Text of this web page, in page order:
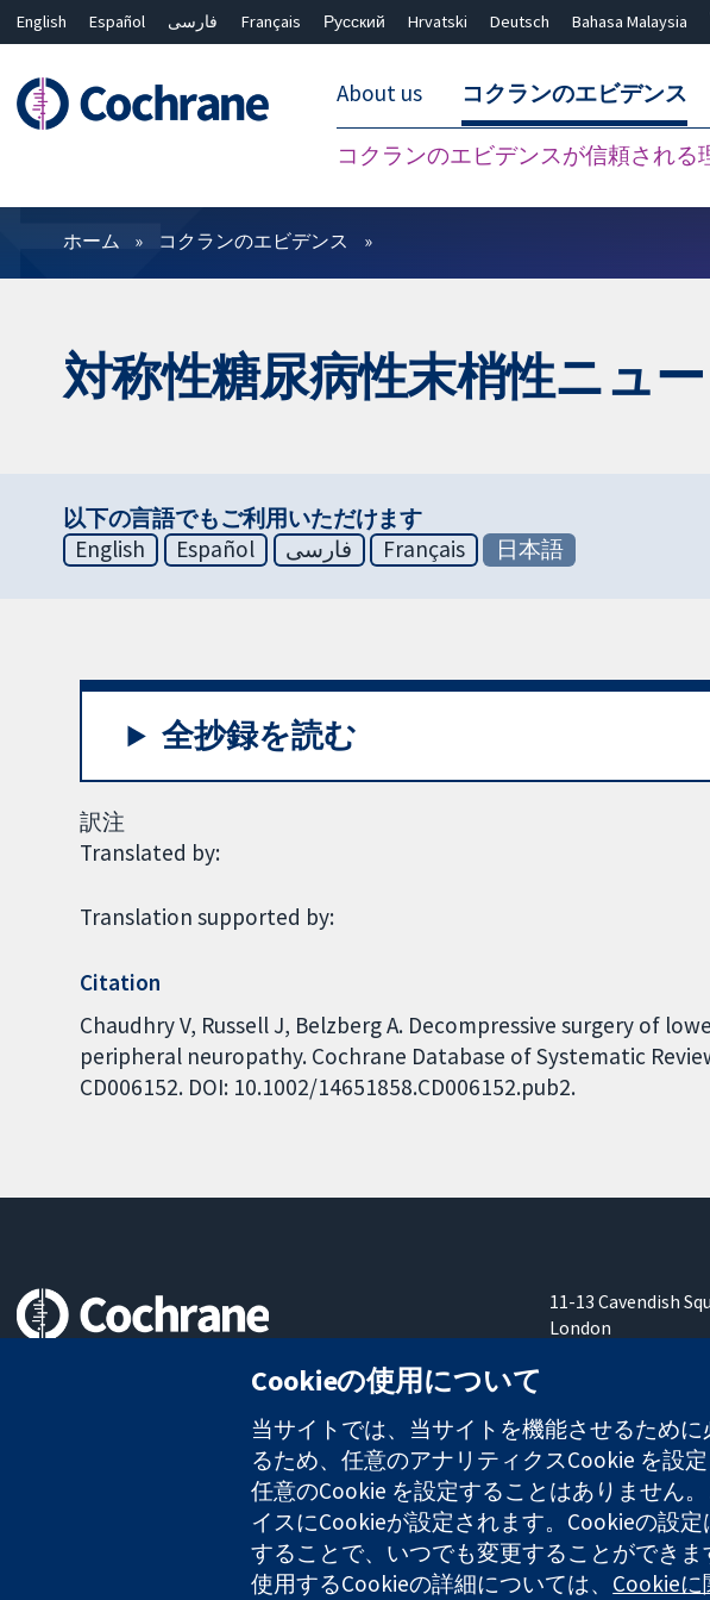
English Español فارسی Français Русский Hrvatski Deutsch Bahasa Malaysia
About us コクランのエビデンス
コクランのエビデンスが信頼される
フィルター
ホーム コクランのエビデンス
対称性糖尿病性末梢性ニュ
以下の言語でもご利用いただけます
English
Español فارسی Français 日本語
全抄録を読む
訳注
Translated by:
Translation supported by:
Citation
Chaudhry V, Russell J, Belzberg A. Decompressive surgery of
peripheral neuropathy. Cochrane Database of Systematic
CD006152. DOI: 10.1002/14651858.CD006152.pub2.
情報に基づく意思決定により
11-13 Cavendish
London
コクラン・コラボレーションは、イングランド及びウェールズに登録された慈善
Cookieの使用について
当サイトでは、当サイトを機能させるため
るため、任意のアナリティクスCookie を設
任意のCookie を設定することはありません
イスにCookieが設定されます。Cookieの設
することで、いつでも変更することができま
使用するCookieの詳細については、 Cookie